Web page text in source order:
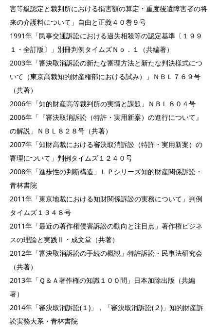
害等級認定と裁判所における損害額の算定・重度後遺障害者の将
来の介護料について」自由と正義４０巻９号
1991年「民事交通訴訟における過失相殺等の認定基準〔１９９
１・全訂版〕」別冊判例タイムズＮｏ．１（共編著）
2003年「審決取消訴訟の新たな審理方法と新たな判決様式につ
いて（東京高裁知的財産権部における試み）」ＮＢＬ７６９号
（共著）
2006年「知的財産高等裁判所の実情と課題」ＮＢＬ８０４号
2006年「『審決取消訴訟（特許・実用新案）の進行について』
の解説」ＮＢＬ８２８号（共著）
2007年「知財高裁における審決取消訴訟（特許・実用新案）の
審理について」判例タイムズ１２４０号
2008年「進歩性の判断構造」ＬＰシリーズ知的財産関係訴訟・
青林書院
2011年「東京地裁における知財関係訴訟の実務について」判例
タイムズ１３４８号
2011年「最近の著作権侵害訴訟の動向と注目点」著作権ビジネ
スの理論と実践Ⅱ・成文堂（共著）
2012年「審決取消訴訟の手続の概観」特許訴訟・民事法研究会
（共著）
2013年「Ｑ＆Ａ著作権の知識１００問」日本加除出版（共編
著）
2014年「審決取消訴訟(１)」，「審決取消訴訟(２)」知的財産訴
訟実務大系・青林書院